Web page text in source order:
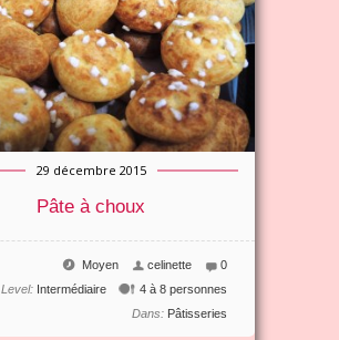
29 décembre 2015
Pâte à choux
0
celinette
Moyen
4 à 8 personnes
Level: Intermédiaire
Dans: Pâtisseries